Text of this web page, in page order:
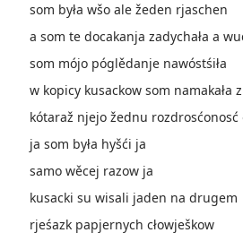
som była wšo ale žeden rjaschen
a som te docakanja zadychała a
som mójo póglědanje nawóstśiła
w kopicy kusackow som namakała
kótaraž njejo žednu rozdrosćonosć
ja som była hyšći ja
samo wěcej razow ja
kusacki su wisali jaden na drugem
rjeśazk papjernych cłowješkow